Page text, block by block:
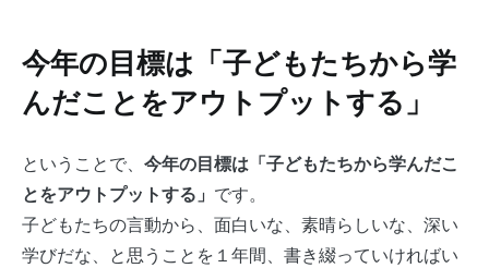
今年の目標は「子どもたちから学
んだことをアウトプットする」
ということで、 今年の目標は「子どもたちから学んだこ
とをアウトプットする」 です。
子どもたちの言動から、面白いな、素晴らしいな、深い
学びだな、と思うことを１年間、書き綴っていければい